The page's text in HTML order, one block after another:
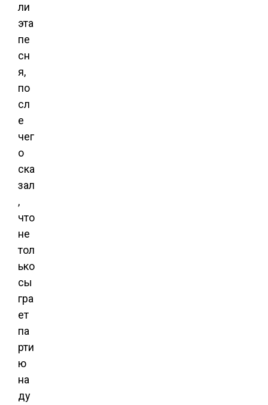
ли
эта
пе
сн
я,
по
сл
е
чег
о
ска
зал
,
что
не
тол
ько
сы
гра
ет
па
рти
ю
на
ду